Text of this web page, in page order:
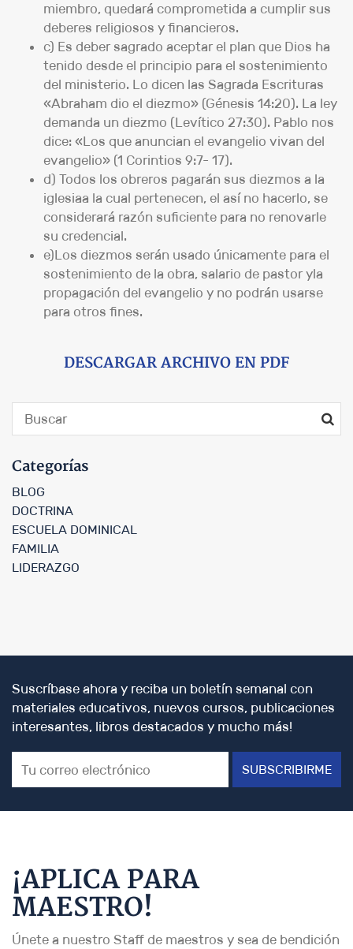
miembro, quedará comprometida a cumplir sus
deberes religiosos y financieros.
c) Es deber sagrado aceptar el plan que Dios ha
tenido desde el principio para el sostenimiento
del ministerio. Lo dicen las Sagrada Escrituras
«Abraham dio el diezmo» (Génesis 14:20). La ley
demanda un diezmo (Levítico 27:30). Pablo nos
dice: «Los que anuncian el evangelio vivan del
evangelio» (1 Corintios 9:7- 17).
d) Todos los obreros pagarán sus diezmos a la
iglesiaa la cual pertenecen, el así no hacerlo, se
considerará razón suficiente para no renovarle
su credencial.
e)Los diezmos serán usado únicamente para el
sostenimiento de la obra, salario de pastor yla
propagación del evangelio y no podrán usarse
para otros fines.
DESCARGAR ARCHIVO EN PDF
Categorías
BLOG
DOCTRINA
ESCUELA DOMINICAL
FAMILIA
LIDERAZGO
Suscríbase ahora y reciba un boletín semanal con
materiales educativos, nuevos cursos, publicaciones
interesantes, libros destacados y mucho más!
SUBSCRIBIRME
¡APLICA PARA
MAESTRO!
Únete a nuestro Staff de maestros y sea de bendición